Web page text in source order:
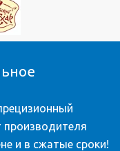
производителя
и в сжатые сроки!